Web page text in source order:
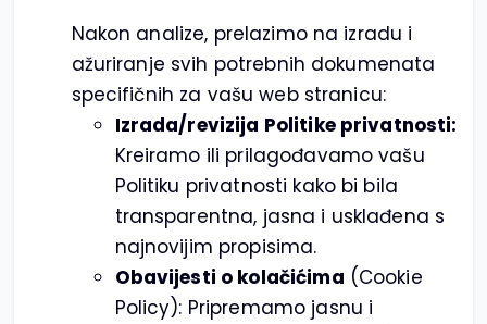
Nakon analize, prelazimo na izradu i
ažuriranje svih potrebnih dokumenata
specifičnih za vašu web stranicu:
Izrada/revizija Politike privatnosti:
Kreiramo ili prilagođavamo vašu
Politiku privatnosti kako bi bila
transparentna, jasna i usklađena s
najnovijim propisima.
Obavijesti o kolačićima (Cookie
Policy): Pripremamo jasnu i